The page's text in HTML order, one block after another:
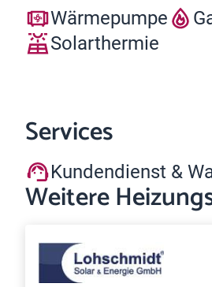
Wärmepumpe
Solarthermie
Services
Kundendienst &
Weitere